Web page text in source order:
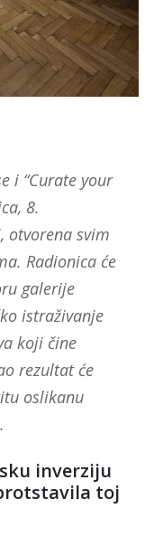
i “Curate your
8.
otvorena svim
Radionica će
galerije
istraživanje
koji čine
rezultat će
oslikanu
inverziju
toj